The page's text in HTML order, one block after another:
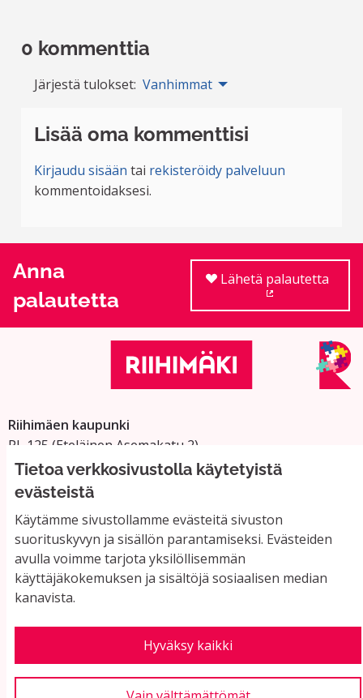
Tietoa verkkosivustolla käytetyistä
evästeistä
Käytämme sivustollamme evästeitä sivuston
suorituskyvyn ja sisällön parantamiseksi. Evästeiden
avulla voimme tarjota yksilöllisemmän
käyttäjäkokemuksen ja sisältöjä sosiaalisen median
kanavista.
Hyväksy kaikki
0 kommenttia
Järjestä tulokset: Vanhimmat
Lisää oma kommenttisi
Kirjaudu sisään tai rekisteröidy palveluun
kommentoidaksesi.
Anna
palautetta
Lähetä palautetta
Riihimäen kaupunki
PL 125 (Eteläinen Asemakatu 2)
11101 Riihimäki
Vaihde: 019 758 4000
Sähköpostiosoitteet:
etunimi.sukunimi@riihimaki.fi
Yhteystiedot ja usein kysyttyä
Käyttöehdot
Evästeasetukset